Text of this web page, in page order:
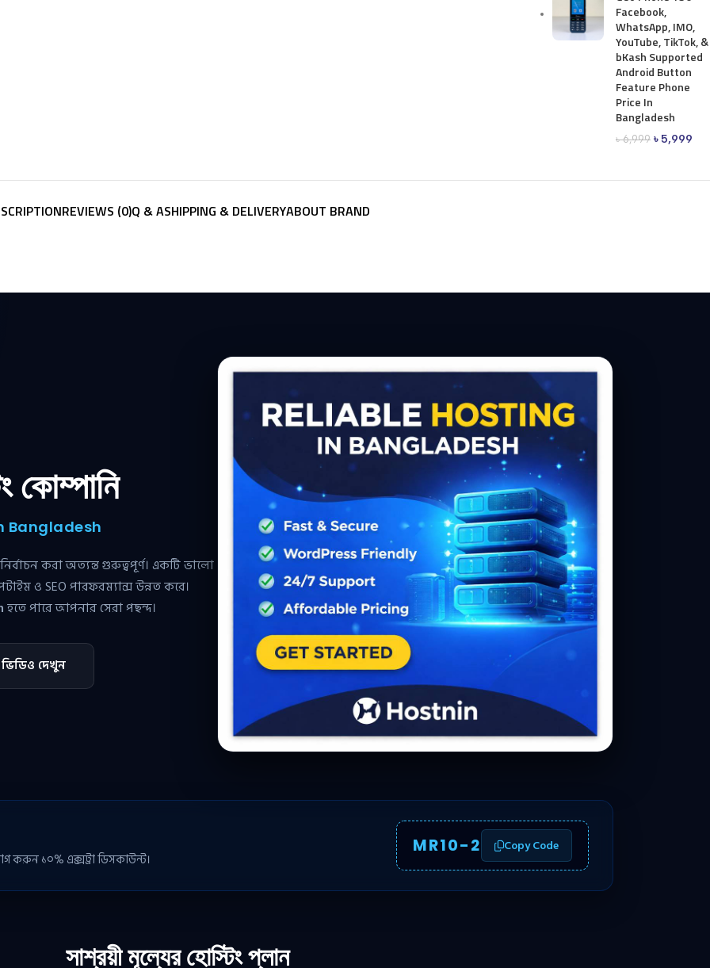
Facebook,
WhatsApp, IMO,
YouTube, TikTok, &
bKash Supported
Android Button
Feature Phone
Price In
Bangladesh
৳6,999 ৳ 5,999
REVIEWS (0)Q & ASHIPPING & DELIVERYABOUT BRAND
কোম্পানি
Bangladesh
করা অত্যন্ত গুরুত্বপূর্ণ। একটি ভালো
ও SEO পারফরম্যান্স উন্নত করে।
হতে পারে আপনার সেরা পছন্দ।
দেখুন
করুন ১০% এক্সট্রা ডিসকাউন্ট।
MR10-2 Copy Code
সাশ্রয়ী মূল্যের হোস্টিং প্লান